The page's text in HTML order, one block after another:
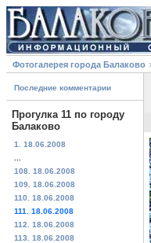
Фотогалерея города Балаково
Последние комментарии
Прогулка 11 по городу
Балаково
1. 18.06.2008
108. 18.06.2008
109. 18.06.2008
110. 18.06.2008
111. 18.06.2008
112. 18.06.2008
113. 18.06.2008